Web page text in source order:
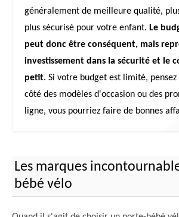
généralement de meilleure qualité,
plus sécurisé pour votre enfant. Le
peut donc être conséquent, mais
investissement dans la sécurité et le
petit. Si votre budget est limité,
côté des modèles d'occasion ou des
ligne, vous pourriez faire de bonnes
Les marques
bébé vélo